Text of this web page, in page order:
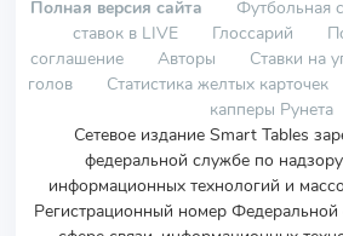
Полная версия сайта Футбольная
ставок в LIVE
Глоссарий
соглашение
Авторы Ставки на
голов
Статистика желтых карточек
капперы Рунета
Сетевое издание Smart Tables
федеральной службе по
информационных технологий и
Регистрационный номер